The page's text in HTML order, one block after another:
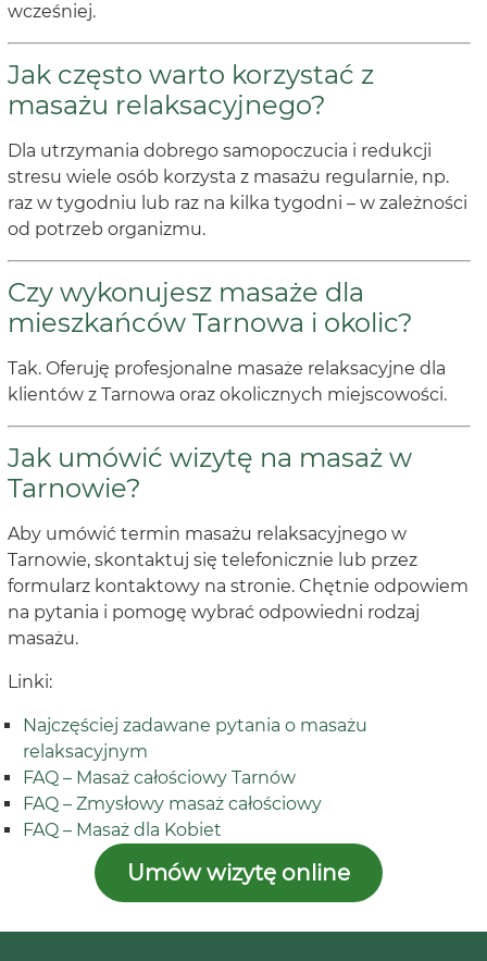
wcześniej.
Jak często warto korzystać z
masażu relaksacyjnego?
Dla utrzymania dobrego samopoczucia i redukcji
stresu wiele osób korzysta z masażu regularnie, np.
raz w tygodniu lub raz na kilka tygodni – w zależności
od potrzeb organizmu.
Czy wykonujesz masaże dla
mieszkańców Tarnowa i okolic?
Tak. Oferuję profesjonalne masaże relaksacyjne dla
klientów z Tarnowa oraz okolicznych miejscowości.
Jak umówić wizytę na masaż w
Tarnowie?
Aby umówić termin masażu relaksacyjnego w
Tarnowie, skontaktuj się telefonicznie lub przez
formularz kontaktowy na stronie. Chętnie odpowiem
na pytania i pomogę wybrać odpowiedni rodzaj
masażu.
Linki:
Najczęściej zadawane pytania o masażu
relaksacyjnym
FAQ – Masaż całościowy Tarnów
FAQ – Zmysłowy masaż całościowy
FAQ – Masaż dla Kobiet
Umów wizytę online